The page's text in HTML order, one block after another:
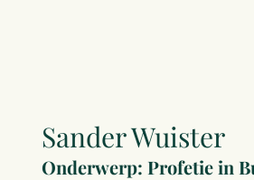
Sander Wuister
Onderwerp: Profetie in